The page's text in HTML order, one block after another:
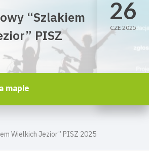
Wielkich Jezior” PISZ 2025
“Szlakiem
PISZ
26
CZE 2025
mapie